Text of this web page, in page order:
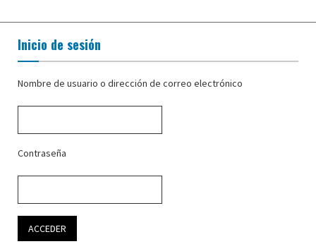
Inicio de sesión
Nombre de usuario o dirección de correo electrónico
Contraseña